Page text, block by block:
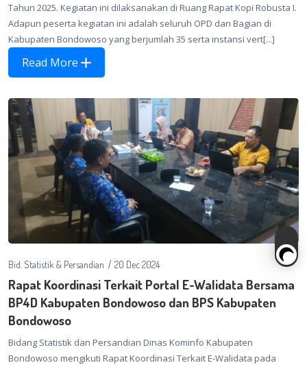
Tahun 2025. Kegiatan ini dilaksanakan di Ruang Rapat Kopi Robusta I.
Adapun peserta kegiatan ini adalah seluruh OPD dan Bagian di
Kabupaten Bondowoso yang berjumlah 35 serta instansi vert[...]
Read More
Bid. Statistik & Persandian 20 Dec 2024
Rapat Koordinasi Terkait Portal E-Walidata Bersama
BP4D Kabupaten Bondowoso dan BPS Kabupaten
Bondowoso
Bidang Statistik dan Persandian Dinas Kominfo Kabupaten
Bondowoso mengikuti Rapat Koordinasi Terkait E-Walidata pada